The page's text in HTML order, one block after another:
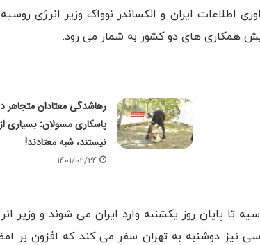
اطلاعات ایران و الکساندر نوواک وزیر انرژی
همکاری های دو کشور به شمار می رود.
رهاشدگی معتادان متجاهر
پاسکاری مسولان: بسیاری از
نیستند، شبه معتادند!
1401/02/24
تا پایان روز یکشنبه وارد ایران می شوند و وزیر
نیز دوشنبه به تهران سفر می کند که افزون بر